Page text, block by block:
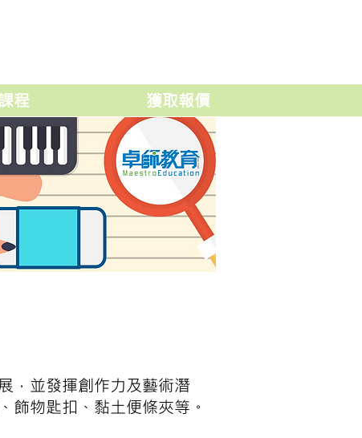
程 獲取報價
，並發揮創作力及藝術潛
飾物匙扣、黏土便條夾等。